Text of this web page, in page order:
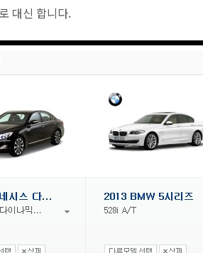
대신 합니다.